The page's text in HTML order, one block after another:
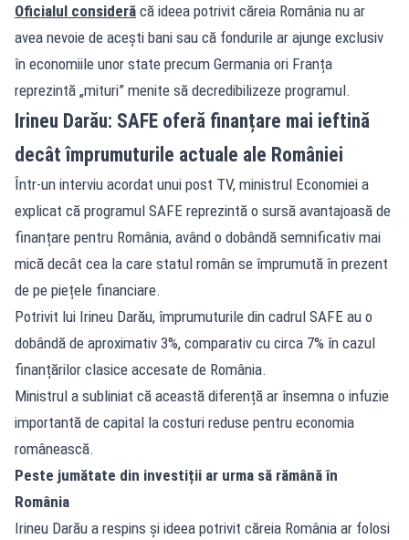
Oficialul consideră că ideea potrivit căreia România nu ar
avea nevoie de acești bani sau că fondurile ar ajunge exclusiv
în economiile unor state precum Germania ori Franța
reprezintă „mituri” menite să decredibilizeze programul.
Irineu Darău: SAFE oferă finanțare mai ieftină
decât împrumuturile actuale ale României
Într-un interviu acordat unui post TV, ministrul Economiei a
explicat că programul SAFE reprezintă o sursă avantajoasă de
finanțare pentru România, având o dobândă semnificativ mai
mică decât cea la care statul român se împrumută în prezent
de pe piețele financiare.
Potrivit lui Irineu Darău, împrumuturile din cadrul SAFE au o
dobândă de aproximativ 3%, comparativ cu circa 7% în cazul
finanțărilor clasice accesate de România.
Ministrul a subliniat că această diferență ar însemna o infuzie
importantă de capital la costuri reduse pentru economia
românească.
Peste jumătate din investiții ar urma să rămână în
România
Irineu Darău a respins și ideea potrivit căreia România ar folosi